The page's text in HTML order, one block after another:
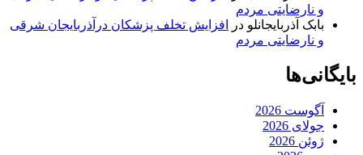
و نارضایتی مردم
بابک آذربایجانلو در
افزایش تخلف پزشکان درآذربایجان شرقی
و نارضایتی مردم
بایگانی‌ها
آگوست 2026
جولای 2026
ژوئن 2026